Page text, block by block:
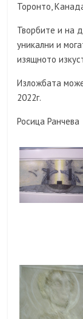
Торонто,
Творбите и на
уникални и
изящното
Изложбата
2022г.
Росица Ранчева